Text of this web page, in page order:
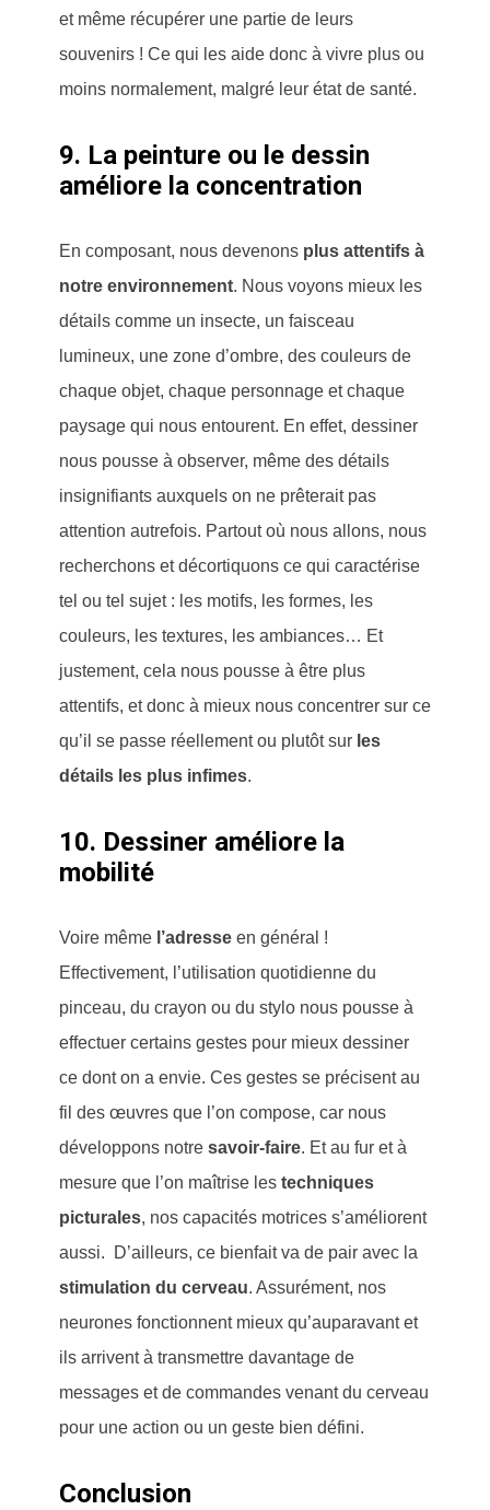
et même récupérer une partie de leurs
souvenirs ! Ce qui les aide donc à vivre plus ou
moins normalement, malgré leur état de santé.
9. La peinture ou le dessin
améliore la concentration
En composant, nous devenons plus attentifs à
notre environnement. Nous voyons mieux les
détails comme un insecte, un faisceau
lumineux, une zone d’ombre, des couleurs de
chaque objet, chaque personnage et chaque
paysage qui nous entourent. En effet, dessiner
nous pousse à observer, même des détails
insignifiants auxquels on ne prêterait pas
attention autrefois. Partout où nous allons, nous
recherchons et décortiquons ce qui caractérise
tel ou tel sujet : les motifs, les formes, les
couleurs, les textures, les ambiances… Et
justement, cela nous pousse à être plus
attentifs, et donc à mieux nous concentrer sur ce
qu’il se passe réellement ou plutôt sur les
détails les plus infimes.
10. Dessiner améliore la
mobilité
Voire même l’adresse en général !
Effectivement, l’utilisation quotidienne du
pinceau, du crayon ou du stylo nous pousse à
effectuer certains gestes pour mieux dessiner
ce dont on a envie. Ces gestes se précisent au
fil des œuvres que l’on compose, car nous
développons notre savoir-faire. Et au fur et à
mesure que l’on maîtrise les techniques
picturales, nos capacités motrices s’améliorent
aussi. D’ailleurs, ce bienfait va de pair avec la
stimulation du cerveau. Assurément, nos
neurones fonctionnent mieux qu’auparavant et
ils arrivent à transmettre davantage de
messages et de commandes venant du cerveau
pour une action ou un geste bien défini.
Conclusion